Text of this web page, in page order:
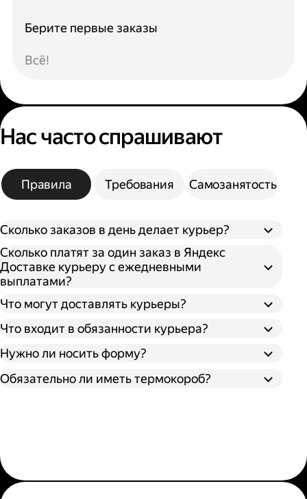
Берите первые заказы
Всё!
Нас часто спрашивают
Правила Требования Самозанятость
Сколько заказов в день делает курьер?
Сколько платят за один заказ в Яндекс
Доставке курьеру с ежедневными
выплатами?
Что могут доставлять курьеры?
Что входит в обязанности курьера?
Нужно ли носить форму?
Обязательно ли иметь термокороб?